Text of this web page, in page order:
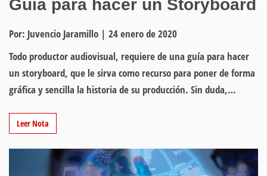
Guía para hacer un Storyboard
Por: Juvencio Jaramillo | 24 enero de 2020
Todo productor audiovisual, requiere de una guía para hacer
un storyboard, que le sirva como recurso para poner de forma
gráfica y sencilla la historia de su producción. Sin duda,…
Leer Nota